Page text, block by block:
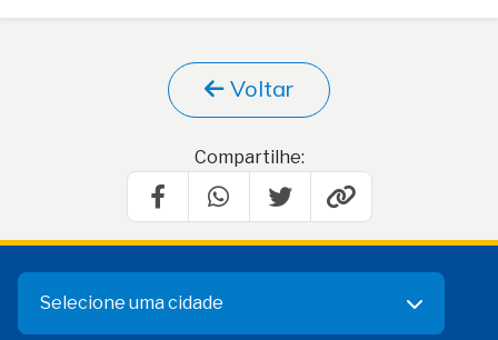
Voltar
Compartilhe:
Selecione uma cidade